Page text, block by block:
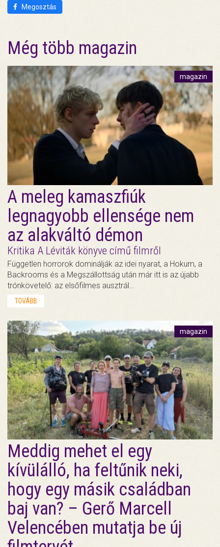
Megosztás
Még több magazin
magazin
A meleg kamaszfiúk
legnagyobb ellensége nem
az alakváltó démon
Kritika A Léviták könyve című filmről
Független horrorok dominálják az idei nyarat, a Hokum, a
Backrooms és a Megszállottság után már itt is az újabb
trónkövetelő: az elsőfilmes ausztrál…
TOVÁBB
magazin
Meddig mehet el egy
kívülálló, ha feltűnik neki,
hogy egy másik családban
baj van? – Gerő Marcell
Velencében mutatja be új